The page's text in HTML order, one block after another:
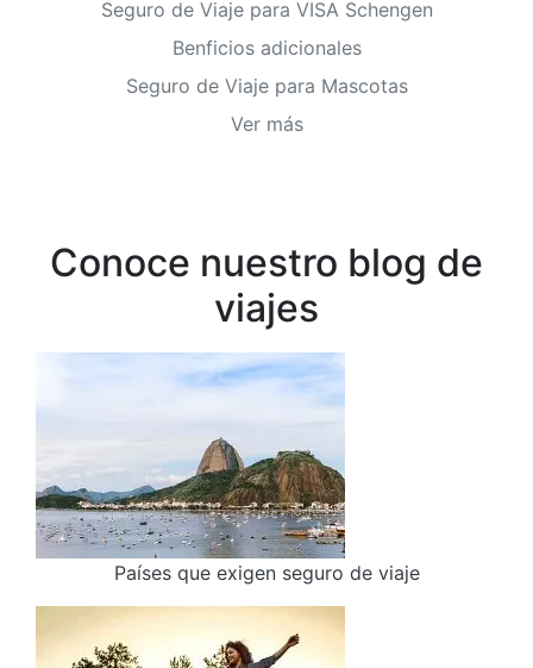
Seguro de Viaje para VISA Schengen
Benficios adicionales
Seguro de Viaje para Mascotas
Ver más
Conoce nuestro blog de
viajes
Países que exigen seguro de viaje